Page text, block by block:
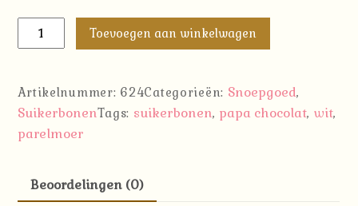
Suikerbonen
Parelmoer
1
KG
|
aantal
Toevoegen aan winkelwagen
Artikelnummer: 624Categorieën: Snoepgoed,
SuikerbonenTags: suikerbonen, papa chocolat, wit,
parelmoer
Beoordelingen (0)